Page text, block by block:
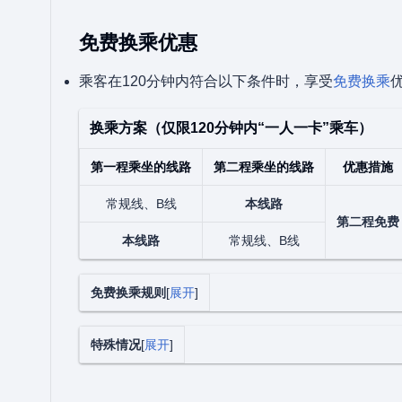
免费换乘优惠
乘客在120分钟内符合以下条件时，享受免费换乘
换乘方案（仅限120分钟内“一人一卡”乘车）
第一程乘坐的线路 第二程乘坐的线路 优惠措施
常规线、B线
本线路
第二程免费
本线路
常规线、B线
展开
免费换乘规则
展开
特殊情况